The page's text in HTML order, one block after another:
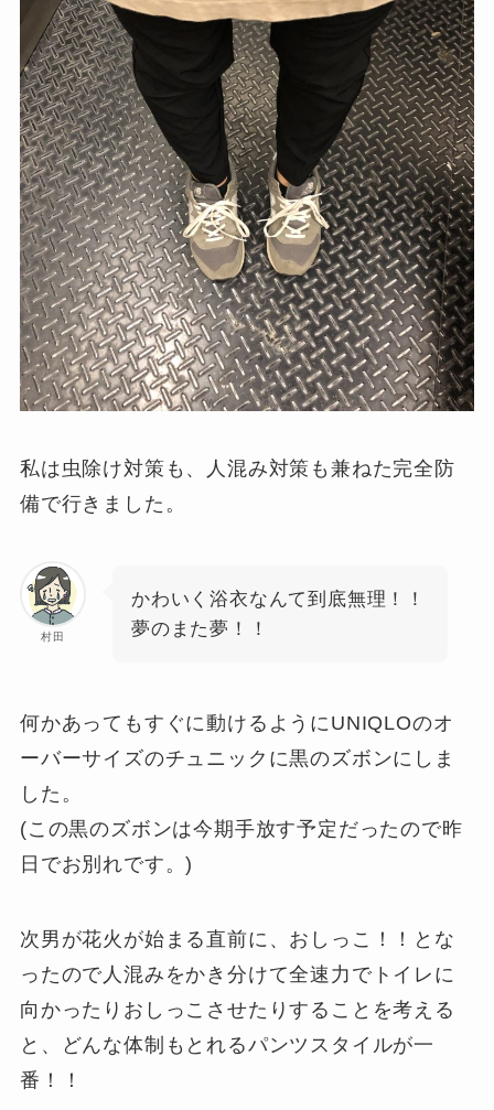
私は虫除け対策も、人混み対策も兼ねた完全防
備で行きました。
村田
かわいく浴衣なんて到底無理！！
夢のまた夢！！
何かあってもすぐに動けるようにUNIQLOのオ
ーバーサイズのチュニックに黒のズボンにしま
した。
(この黒のズボンは今期手放す予定だったので昨
日でお別れです。)
次男が花火が始まる直前に、おしっこ！！とな
ったので人混みをかき分けて全速力でトイレに
向かったりおしっこさせたりすることを考える
と、どんな体制もとれるパンツスタイルが一
番！！